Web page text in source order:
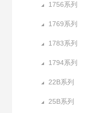
1756系列
1769系列
1783系列
1794系列
22B系列
25B系列